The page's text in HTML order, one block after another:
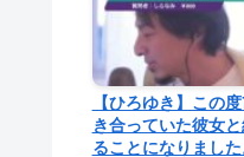
【ひろゆき】この
き合っていた彼女
ることになりまし